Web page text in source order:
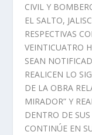
CIVIL Y
EL SALTO,
RESPECTIVAS
VEINTICUATRO
SEAN
REALICEN LO
DE LA OBRA
MIRADOR” Y
DENTRO DE
CONTINÚE EN